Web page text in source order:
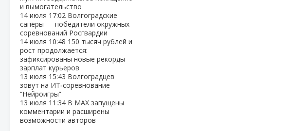
и вымогательство
14 июля 17:02 Волгоградские
сапёры — победители окружных
соревнований Росгвардии
14 июля 10:48 150 тысяч рублей и
рост продолжается:
зафиксированы новые рекорды
зарплат курьеров
13 июля 15:43 Волгоградцев
зовут на ИТ‑соревнование
“Нейроигры”
13 июля 11:34 В МАХ запущены
комментарии и расширены
возможности авторов